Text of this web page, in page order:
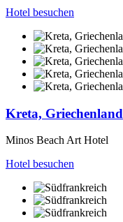
Hotel besuchen
Kreta, Griechenland
Minos Beach Art Hotel
Hotel besuchen